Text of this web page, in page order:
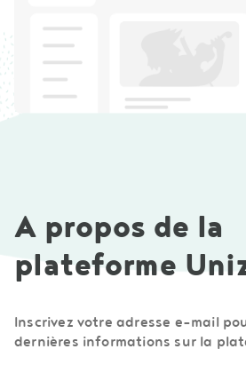
A propos de la
plateforme
Inscrivez votre adresse e-mail
dernières informations sur la